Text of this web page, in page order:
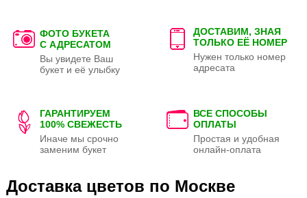
ФОТО БУКЕТА
С АДРЕСАТОМ
Вы увидете Ваш
букет и её улыбку
ДОСТАВИМ, ЗНАЯ
ТОЛЬКО ЕЁ НОМЕР
Нужен только номер
адресата
ГАРАНТИРУЕМ
100% СВЕЖЕСТЬ
Иначе мы срочно
заменим букет
ВСЕ СПОСОБЫ
ОПЛАТЫ
Простая и удобная
онлайн-оплата
Доставка цветов по Москве